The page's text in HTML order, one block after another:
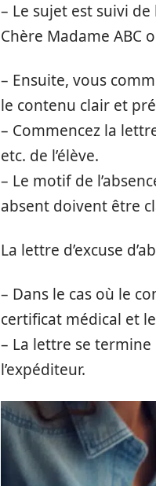
– Le sujet est suivi
Chère Madame ABC
– Ensuite, vous
le contenu clair et
– Commencez la
etc. de l’élève.
– Le motif de
absent doivent être
La lettre d’excuse
– Dans le cas où le
certificat médical et
– La lettre se
l’expéditeur.